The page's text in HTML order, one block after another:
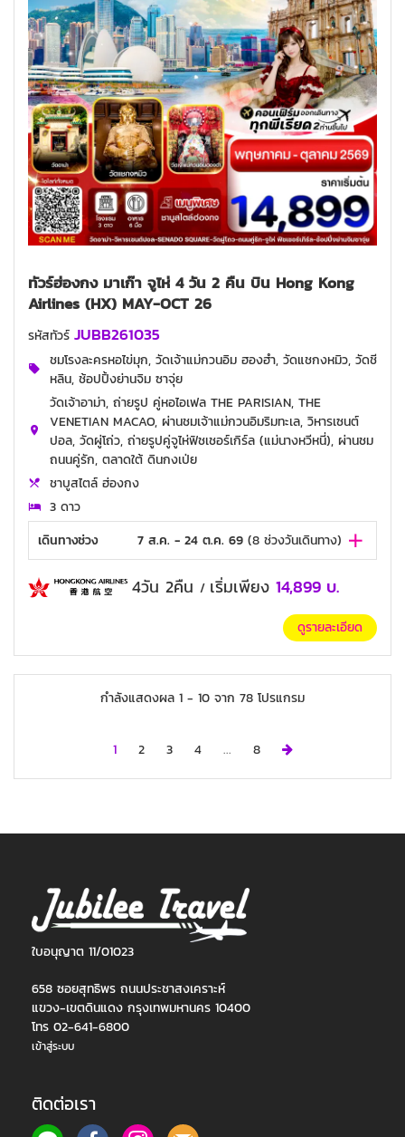
ทัวร์ฮ่องกง มาเก๊า จูไห่ 4 วัน 2 คืน บิน Hong Kong
Airlines (HX) MAY-OCT 26
รหัสทัวร์ JUBB261035
ชมโรงละครหอไข่มุก, วัดเจ้าแม่กวนอิม ฮองฮำ, วัดแชกงหมิว, วัดชี
หลิน, ช้อปปิ้งย่านจิม ซาจุ่ย
วัดเจ้าอาม่า, ถ่ายรูป คู่หอไอเฟล THE PARISIAN, THE
VENETIAN MACAO, ผ่านชมเจ้าแม่กวนอิมริมทะเล, วิหารเซนต์
ปอล, วัดผู่โถ่ว, ถ่ายรูปคู่จูไห่ฟิชเชอร์เกิร์ล (แม่นางหวีหนี่), ผ่านชม
ถนนคู่รัก, ตลาดใต้ ดินกงเป่ย
ชาบูสไตล์ ฮ่องกง
3 ดาว
เดินทางช่วง
7 ส.ค. - 24 ต.ค. 69 (8 ช่วงวันเดินทาง)
4วัน 2คืน / เริ่มเพียง 14,899 บ.
ดูรายละเอียด
กำลังแสดงผล 1 - 10 จาก 78 โปรแกรม
1 2 3 4 ... 8 Next
ใบอนุญาต 11/01023
658 ซอยสุทธิพร ถนนประชาสงเคราะห์
แขวง-เขตดินแดง กรุงเทพมหานคร 10400
โทร 02-641-6800
เข้าสู่ระบบ
ติดต่อเรา